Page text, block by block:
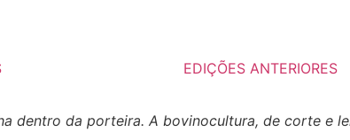
EDIÇÕES ANTERIORES
dentro da porteira. A bovinocultura, de corte e